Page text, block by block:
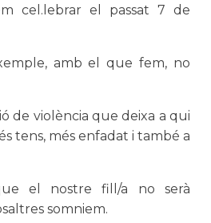
cel.lebrar el passat 7 de
amb el que fem, no
de violència que deixa a qui
tens, més enfadat i també a
el nostre fill/a no serà
somniem.